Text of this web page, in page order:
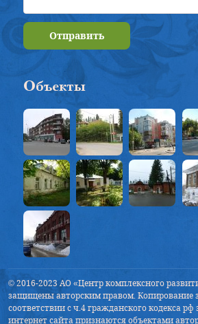
Отправить
Объекты
© 2016-2023 АО «Центр комплексного
защищены авторским правом. Копирование
соответствии с ч.4 гражданского кодекса
интернет сайта признаются объектами